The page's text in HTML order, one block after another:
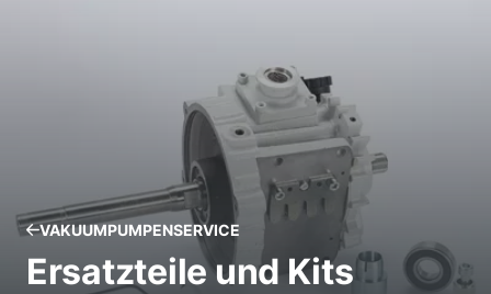
VAKUUMPUMPENSERVICE
Ersatzteile und Kits